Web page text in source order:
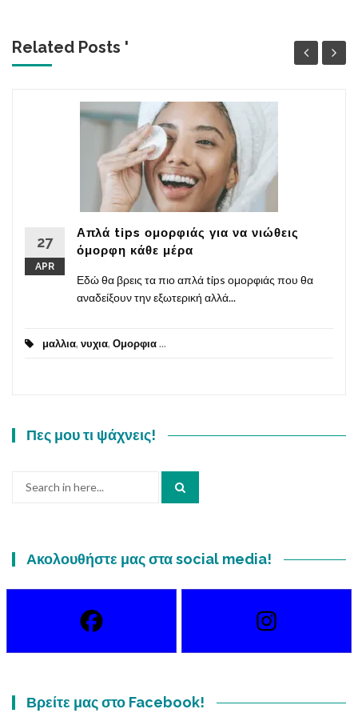
Related Posts '
27
APR
Απλά tips ομορφιάς για να νιώθεις
όμορφη κάθε μέρα
Εδώ θα βρεις τα πιο απλά tips ομορφιάς που θα
αναδείξουν την εξωτερική αλλά...
μαλλια, νυχια, Ομορφια...
Πες μου τι ψάχνεις!
Ακολουθήστε μας στα social media!
Βρείτε μας στο Facebook!